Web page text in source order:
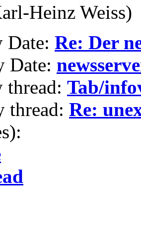
Heinz Weiss)
Date: Re: Der
Date:
thread: Tab/
thread: Re: